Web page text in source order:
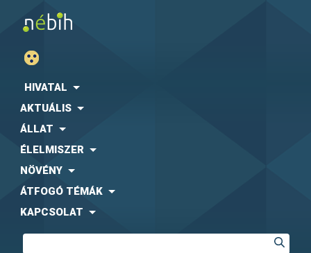
HIVATAL
AKTUÁLIS
ÁLLAT
ÉLELMISZER
NÖVÉNY
ÁTFOGÓ TÉMÁK
KAPCSOLAT